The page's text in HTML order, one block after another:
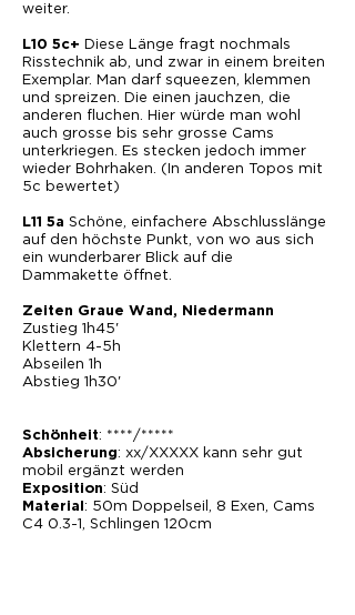
weiter.
L10 5c+
Diese Länge fragt nochmals
Risstechnik ab, und zwar in einem breiten
Exemplar. Man darf squeezen, klemmen
und spreizen. Die einen jauchzen, die
anderen fluchen. Hier würde man wohl
auch grosse bis sehr grosse Cams
unterkriegen. Es stecken jedoch immer
wieder Bohrhaken. (In anderen Topos mit
5c bewertet)
L11 5a Schöne, einfachere Abschlusslänge
auf den höchste Punkt, von wo aus sich
ein wunderbarer Blick auf die
Dammakette öffnet.
Zeiten Graue Wand, Niedermann
Zustieg 1h45'
Klettern 4-5h
Abseilen 1h
Abstieg 1h30'
Schönheit: ****/*****
Absicherung: xx/XXXXX kann sehr gut
mobil ergänzt werden
Exposition: Süd
Material : 50m Doppelseil, 8 Exen, Cams
C4 0.3-1, Schlingen 120cm